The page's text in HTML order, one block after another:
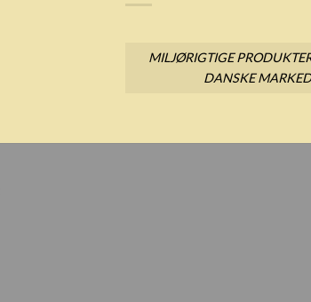
MILJØRIGTIGE
DANSKE MARKED